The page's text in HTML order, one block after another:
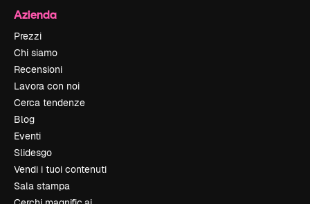
Azienda
Prezzi
Chi siamo
Recensioni
Lavora con noi
Cerca tendenze
Blog
Eventi
Slidesgo
Vendi i tuoi contenuti
Sala stampa